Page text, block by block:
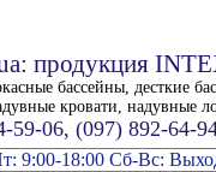
продукция
бассейны, десткие
кровати, надувные
59-06, (097) 892-64-
9:00-18:00 Сб-Вс: